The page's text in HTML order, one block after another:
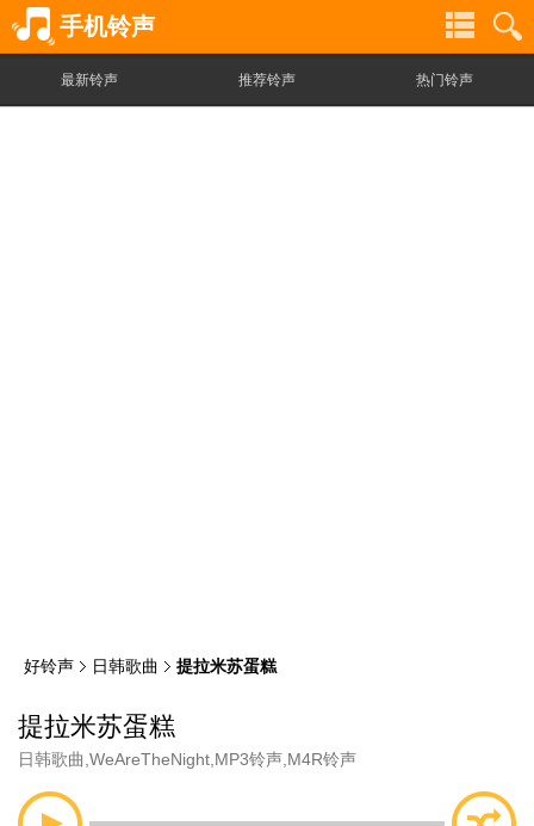
手机铃声
最新铃声 推荐铃声 热门铃声
好铃声 日韩歌曲 提拉米苏蛋糕
提拉米苏蛋糕
日韩歌曲 WeAreTheNight MP3铃声 M4R铃声